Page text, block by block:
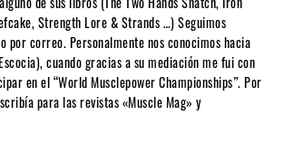
Strength Lore & Strands …) Seguimos
por correo. Personalmente nos conocimos hacia
cuando gracias a su mediación me fui con
en el “World Musclepower Championships”. Por
para las revistas «Muscle Mag» y